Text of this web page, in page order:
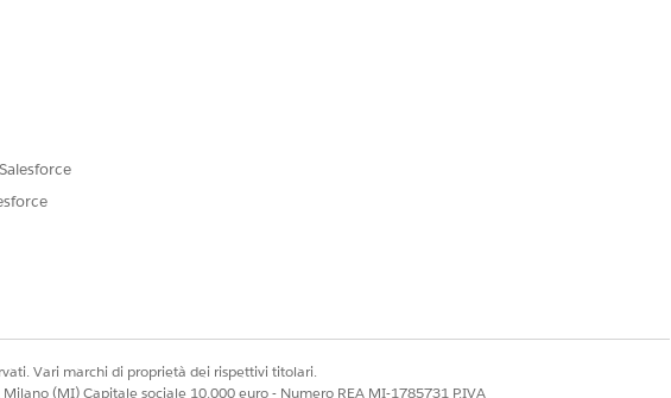
Accesso piani sanitari
Accesso completo a Education
utente Gestisci flusso
Vari marchi di proprietà dei rispettivi titolari.
(MI) Capitale sociale 10.000 euro - Numero REA MI-1785731 P.IVA